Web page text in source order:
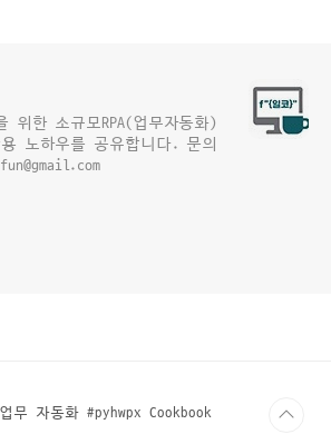
위한 소규모RPA(업무자동화)
노하우를 공유합니다. 문의
무 자동화 #pyhwpx Cookbook